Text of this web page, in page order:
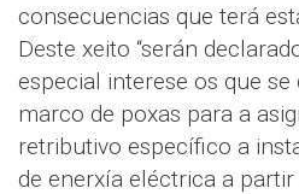
consecuencias que terá
Deste xeito “serán
especial interese os que
marco de poxas para a
retributivo específico a
de enerxía eléctrica a